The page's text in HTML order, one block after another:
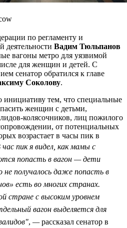
по регламенту и
деятельности Вадим Тюльпанов
вагоны метро для уязвимой
для женщин и детей. С
сенатор обратился к главе
Соколову.
тем, что специальные
женщин с детьми,
колясочников, лиц пожилого
от потенциальных
возрастает в часы пик в
час пик я видел, как мамы с
попасть в вагон — дети
не получалось даже попасть в
есть во многих странах.
стране с высоким уровнем
вагон выделяется для
, —рассказал сенатор в